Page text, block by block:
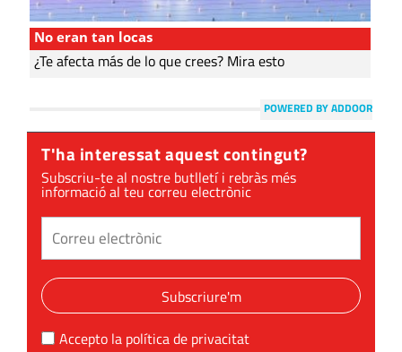
No eran tan locas
¿Te afecta más de lo que crees? Mira esto
POWERED BY ADDOOR
T'ha interessat aquest contingut?
Subscriu-te al nostre butlletí i rebràs més
informació al teu correu electrònic
Subscriure'm
Accepto la política de privacitat